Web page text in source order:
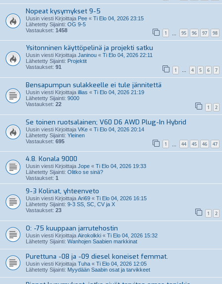
Nopeat kysymykset 9-5
Uusin viesti Kirjoittaja Pee « Ti Elo 04, 2026 23:15
Lähetetty Sijainti: OG 9-5
Vastaukset: 1458 1 95 96 97 98
Ysitonninen käyttöpelinä ja projekti satku
Uusin viesti Kirjoittaja Janinou « Ti Elo 04, 2026 22:11
Lähetetty Sijainti: Projektit
Vastaukset: 91 1 … 4 5 6 7
Bensapumpun sulakkeelle ei tule jännitettä
Uusin viesti Kirjoittaja illias « Ti Elo 04, 2026 21:19
Lähetetty Sijainti: 9000
Vastaukset: 22 1 2
Se toinen ruotsalainen; V60 D6 AWD Plug-In Hybrid
Uusin viesti Kirjoittaja VKe « Ti Elo 04, 2026 20:14
Lähetetty Sijainti: Yleinen
Vastaukset: 695 1 44 45 46 47
4.8. Konala 9000
Uusin viesti Kirjoittaja Jope « Ti Elo 04, 2026 19:33
Lähetetty Sijainti: Olitko se sinä?
Vastaukset: 1
9-3 Kolinat, yhteenveto
Uusin viesti Kirjoittaja Ari69 « Ti Elo 04, 2026 16:15
Lähetetty Sijainti: 9-3 SS, SC, CV ja X
Vastaukset: 23 1 2
O: -75 kuuppaan jarrutehostin
Uusin viesti Kirjoittaja Airokolkki « Ti Elo 04, 2026 15:32
Lähetetty Sijainti: Wanhojen Saabien markkinat
Purettuna -08 ja -09 diesel koneiset femmat.
Uusin viesti Kirjoittaja Tuha « Ti Elo 04, 2026 12:05
Lähetetty Sijainti: Myydään Saabin osat ja tarvikkeet